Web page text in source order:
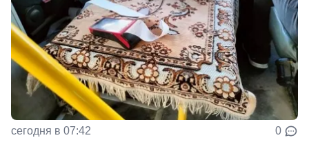
сегодня в 07:42 0